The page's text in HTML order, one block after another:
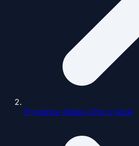
Provence-Alpes-Côte d'Azur